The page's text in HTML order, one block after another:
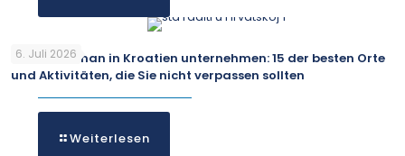
6. Juli 2026
Was kann man in Kroatien unternehmen: 15 der besten Orte
und Aktivitäten, die Sie nicht verpassen sollten
Weiterlesen